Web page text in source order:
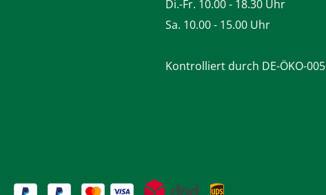
Di.-Fr. 10.00 - 18.30 Uhr
Sa. 10.00 - 15.00 Uhr
Kontrolliert durch DE-ÖKO-005